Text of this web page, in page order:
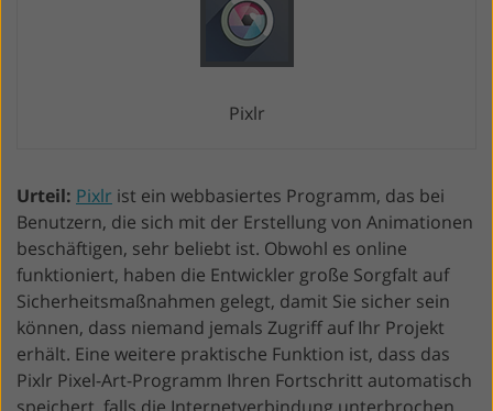
Pixlr
Urteil: Pixlr ist ein webbasiertes Programm, das bei
Benutzern, die sich mit der Erstellung von Animationen
beschäftigen, sehr beliebt ist. Obwohl es online
funktioniert, haben die Entwickler große Sorgfalt auf
Sicherheitsmaßnahmen gelegt, damit Sie sicher sein
können, dass niemand jemals Zugriff auf Ihr Projekt
erhält. Eine weitere praktische Funktion ist, dass das
Pixlr Pixel-Art-Programm Ihren Fortschritt automatisch